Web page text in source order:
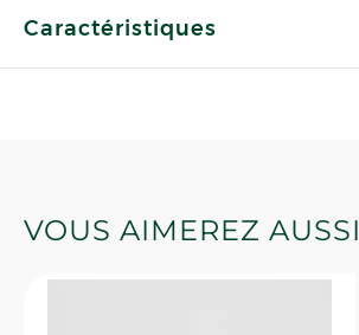
Caractéristiques
VOUS AIMEREZ AUSSI